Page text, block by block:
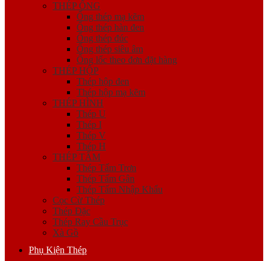
THÉP ỐNG
Ống thép mạ kẽm
Ống thép hàn đen
Ống thép đúc
Ống thép siêu âm
Ống lốc theo đơn đặt hàng
THÉP HỘP
Thép hộp đen
Thép hộp mạ kẽm
THÉP HÌNH
Thép U
Thép I
Thép V
Thép H
THÉP TẤM
Thép Tấm Trơn
Thép Tấm Gân
Thép Tấm Nhập Khẩu
Cọc Cừ Thép
Thép Đặc
Thép Ray Cầu Trục
Xà Gồ
Phụ Kiện Thép